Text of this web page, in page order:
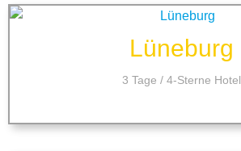
Lüneburg
3 Tage / 4-Sterne Hotel